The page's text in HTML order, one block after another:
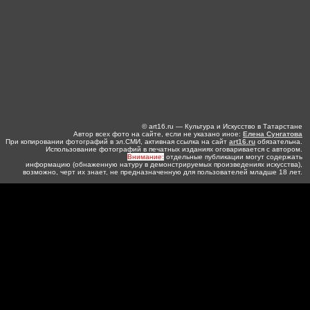
© art16.ru — Культура и Искусство в Татарстане
Автор всех фото на сайте, если не указано иное: Елена Сунгатова
При копировании фотографий в эл.СМИ, активная ссылка на сайт art16.ru обязательна.
Использование фотографий в печатных изданиях оговаривается с автором.
Внимание: отдельные публикации могут содержать
информацию (обнаженную натуру в демонстрируемых произведениях искусства),
возможно, черт их знает, не предназначенную для пользователей младше 18 лет.